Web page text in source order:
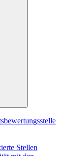
Stellen